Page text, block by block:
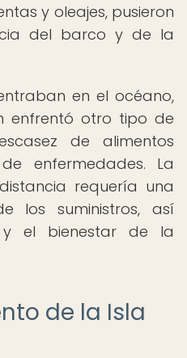
y oleajes, pusieron
del barco y de la
en el océano,
enfrentó otro tipo de
de alimentos
enfermedades. La
requería una
los suministros, así
el bienestar de la
de la Isla